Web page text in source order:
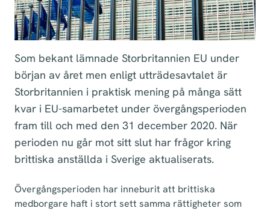
Som bekant lämnade Storbritannien EU under
början av året men enligt utträdesavtalet är
Storbritannien i praktisk mening på många sätt
kvar i EU-samarbetet under övergångsperioden
fram till och med den 31 december 2020. När
perioden nu går mot sitt slut har frågor kring
brittiska anställda i Sverige aktualiserats.
Övergångsperioden har inneburit att brittiska
medborgare haft i stort sett samma rättigheter som